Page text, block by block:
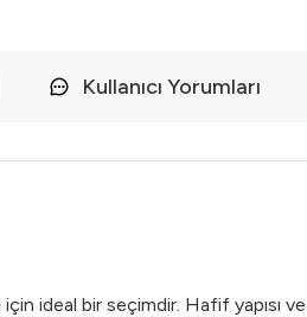
Kullanıcı Yorumları
bir seçimdir. Hafif yapısı ve